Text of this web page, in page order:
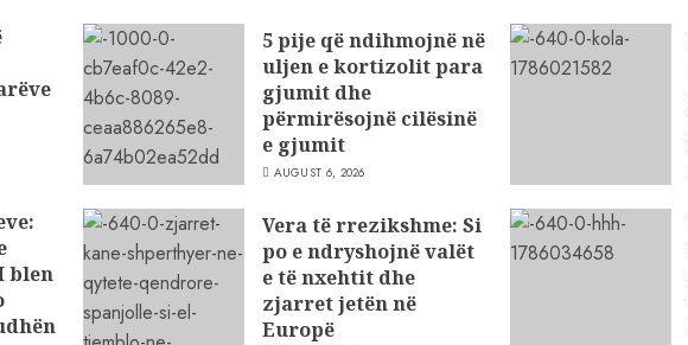
5 pije që ndihmojnë në
uljen e kortizolit para
gjumit dhe
përmirësojnë cilësinë
e gjumit
AUGUST 6, 2026
blen
Vera të rrezikshme: Si
po e ndryshojnë valët
e të nxehtit dhe
zjarret jetën në
Europë